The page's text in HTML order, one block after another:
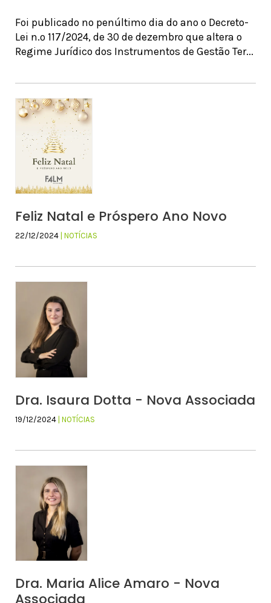
Foi publicado no penúltimo dia do ano o Decreto-
Lei n.º 117/2024, de 30 de dezembro que altera o
Regime Jurídico dos Instrumentos de Gestão Ter...
Feliz Natal e Próspero Ano Novo
22/12/2024 | NOTÍCIAS
Dra. Isaura Dotta - Nova Associada
19/12/2024 | NOTÍCIAS
Dra. Maria Alice Amaro - Nova
Associada